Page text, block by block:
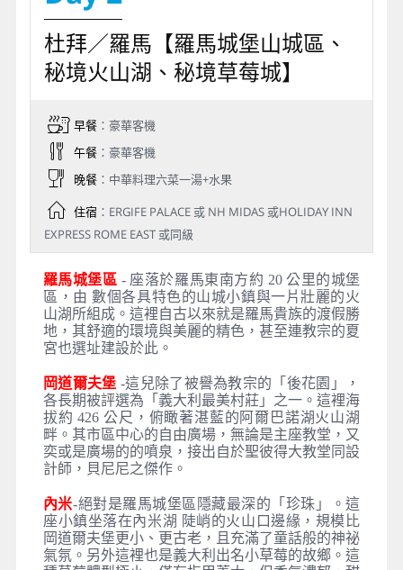
杜拜／羅馬【羅馬城堡山城區、
秘境火山湖、秘境草莓城】
早餐：豪華客機
午餐：豪華客機
晚餐：中華料理六菜一湯+水果
住宿：ERGIFE PALACE 或 NH MIDAS 或HOLIDAY INN
EXPRESS ROME EAST 或同級
羅馬城堡區 - 座落於羅馬東南方約 20 公里的城堡
區，由 數個各具特色的山城小鎮與一片壯麗的火
山湖所組成。這裡自古以來就是羅馬貴族的渡假勝
地，其舒適的環境與美麗的精色，甚至連教宗的夏
宮也選址建設於此。
岡道爾夫堡 -這兒除了被譽為教宗的「後花園」，
各長期被評選為「義大利最美村莊」之一。這裡海
拔約 426 公尺，俯瞰著湛藍的阿爾巴諾湖火山湖
畔。其市區中心的自由廣場，無論是主座教堂，又
奕或是廣場的的噴泉，接出自於聖彼得大教堂同設
計師，貝尼尼之傑作。
內米-絕對是羅馬城堡區隱藏最深的「珍珠」。這
座小鎮坐落在內米湖 陡峭的火山口邊緣，規模比
岡道爾夫堡更小、更古老，且充滿了童話般的神祕
氣氛。另外這裡也是義大利出名小草莓的故鄉。這